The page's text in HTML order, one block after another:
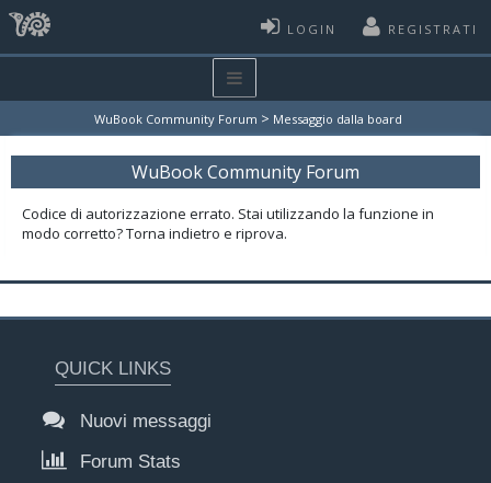
LOGIN REGISTRATI
WuBook Community Forum > Messaggio dalla board
WuBook Community Forum
Codice di autorizzazione errato. Stai utilizzando la funzione in
modo corretto? Torna indietro e riprova.
QUICK LINKS
Nuovi messaggi
Forum Stats